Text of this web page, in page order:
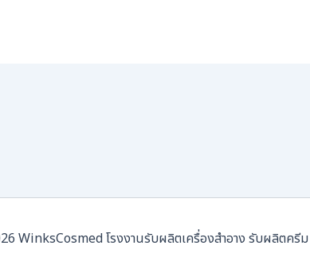
WinksCosmed โรงงานรับผลิตเครื่องสำอาง รับผลิตค